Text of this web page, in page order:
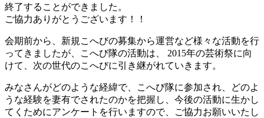
終了することができました。
ご協力ありがとうございます！！
会期前から、新規こへびの募集から運営など様々な活動を行
ってきましたが、こへび隊の活動は、 2015年の芸術祭に向
けて、次の世代のこへびに引き継がれていきます。
みなさんがどのような経緯で、こへび隊に参加され、どのよ
うな経験を妻有でされたのかを把握し、今後の活動に生かし
てくためにアンケートを行いますので、ご協力お願いいたし